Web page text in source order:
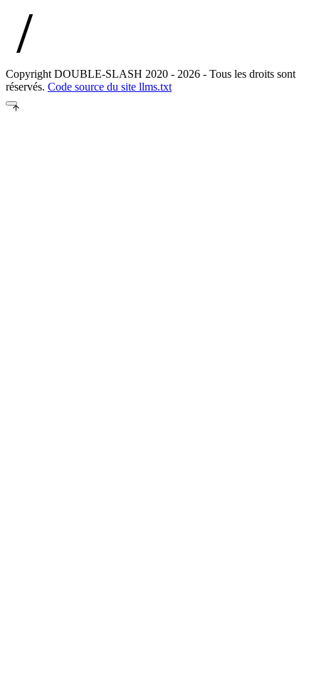
//
Copyright DOUBLE-SLASH 2020 - 2026 - Tous les droits sont
réservés. Code source du site llms.txt